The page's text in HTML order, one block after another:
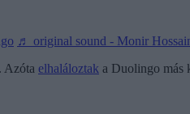
♬ original sound - Monir
Azóta elhaláloztak a Duolingo más